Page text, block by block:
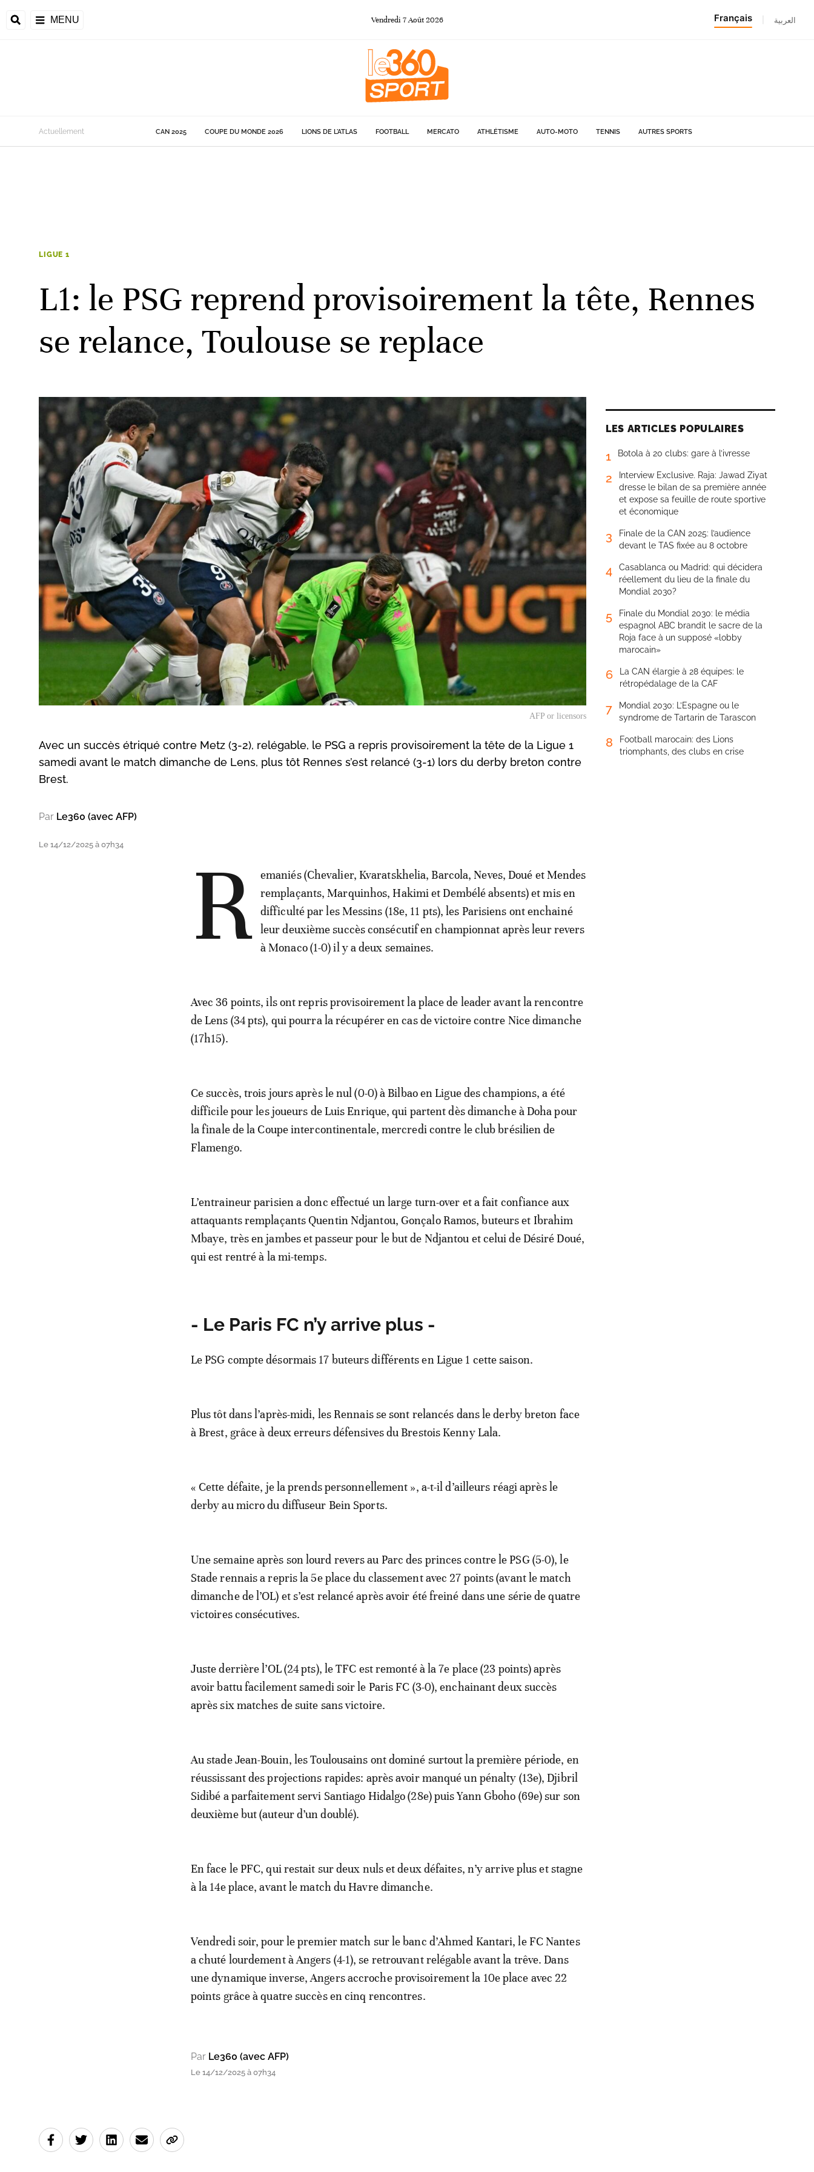
MENU Vendredi 7Août 2026 Français العربية
de la CAF
Actuellement CAN 2025 COUPE DU MONDE 2026 LIONS DE L'ATLAS FOOTBALL MERCATO ATHLÉTISME AUTO-MOTO TENNIS AUTRES SPORTS
LIGUE 1
L1: le PSG reprend provisoirement la tête, Rennes
se relance, Toulouse se replace
AFP or licensors
Avec un succès étriqué contre Metz (3-2), relégable, le PSG a repris provisoirement la tête de la Ligue 1
samedi avant le match dimanche de Lens, plus tôt Rennes s’est relancé (3-1) lors du derby breton contre
Brest.
Par Le360 (avec AFP)
Le 14/12/2025 à 07h34 R emaniés (Chevalier, Kvaratskhelia, Barcola, Neves, Doué et Mendes
remplaçants, Marquinhos, Hakimi et Dembélé absents) et mis en
difficulté par les Messins (18e, 11 pts), les Parisiens ont enchainé
leur deuxième succès consécutif en championnat après leur revers
à Monaco (1-0) il y a deux semaines.
Avec 36 points, ils ont repris provisoirement la place de leader avant la rencontre
de Lens (34 pts), qui pourra la récupérer en cas de victoire contre Nice dimanche
(17h15).
Ce succès, trois jours après le nul (0-0) à Bilbao en Ligue des champions, a été
difficile pour les joueurs de Luis Enrique, qui partent dès dimanche à Doha pour
la finale de la Coupe intercontinentale, mercredi contre le club brésilien de
Flamengo.
L’entraineur parisien a donc effectué un large turn-over et a fait confiance aux
attaquants remplaçants Quentin Ndjantou, Gonçalo Ramos, buteurs et Ibrahim
Mbaye, très en jambes et passeur pour le but de Ndjantou et celui de Désiré Doué,
qui est rentré à la mi-temps.
- Le Paris FC n’y arrive plus -
Le PSG compte désormais 17 buteurs différents en Ligue 1 cette saison.
Plus tôt dans l’après-midi, les Rennais se sont relancés dans le derby breton face
à Brest, grâce à deux erreurs défensives du Brestois Kenny Lala.
« Cette défaite, je la prends personnellement », a-t-il d’ailleurs réagi après le
derby au micro du diffuseur Bein Sports.
Une semaine après son lourd revers au Parc des princes contre le PSG (5-0), le
Stade rennais a repris la 5e place du classement avec 27 points (avant le match
dimanche de l’OL) et s’est relancé après avoir été freiné dans une série de quatre
victoires consécutives.
Juste derrière l’OL (24 pts), le TFC est remonté à la 7e place (23 points) après
avoir battu facilement samedi soir le Paris FC (3-0), enchainant deux succès
après six matches de suite sans victoire.
Au stade Jean-Bouin, les Toulousains ont dominé surtout la première période, en
réussissant des projections rapides: après avoir manqué un pénalty (13e), Djibril
Sidibé a parfaitement servi Santiago Hidalgo (28e) puis Yann Gboho (69e) sur son
deuxième but (auteur d’un doublé).
En face le PFC, qui restait sur deux nuls et deux défaites, n’y arrive plus et stagne
à la 14e place, avant le match du Havre dimanche.
Vendredi soir, pour le premier match sur le banc d’Ahmed Kantari, le FC Nantes
a chuté lourdement à Angers (4-1), se retrouvant relégable avant la trêve. Dans
une dynamique inverse, Angers accroche provisoirement la 10e place avec 22
points grâce à quatre succès en cinq rencontres.
Par Le360 (avec AFP)
Le 14/12/2025 à 07h34
LES ARTICLES POPULAIRES
1 Botola à 20 clubs: gare à l’ivresse
2
Interview Exclusive. Raja: Jawad Ziyat
dresse le bilan de sa première année
et expose sa feuille de route sportive
et économique
3
Finale de la CAN 2025: l’audience
devant le TAS fixée au 8 octobre
4
Casablanca ou Madrid: qui décidera
réellement du lieu de la finale du
Mondial 2030?
5
Finale du Mondial 2030: le média
espagnol ABC brandit le sacre de la
Roja face à un supposé «lobby
marocain»
6
La CAN élargie à 28 équipes: le
rétropédalage de la CAF
7
Mondial 2030: L’Espagne ou le
syndrome de Tartarin de Tarascon
8
Football marocain: des Lions
triomphants, des clubs en crise